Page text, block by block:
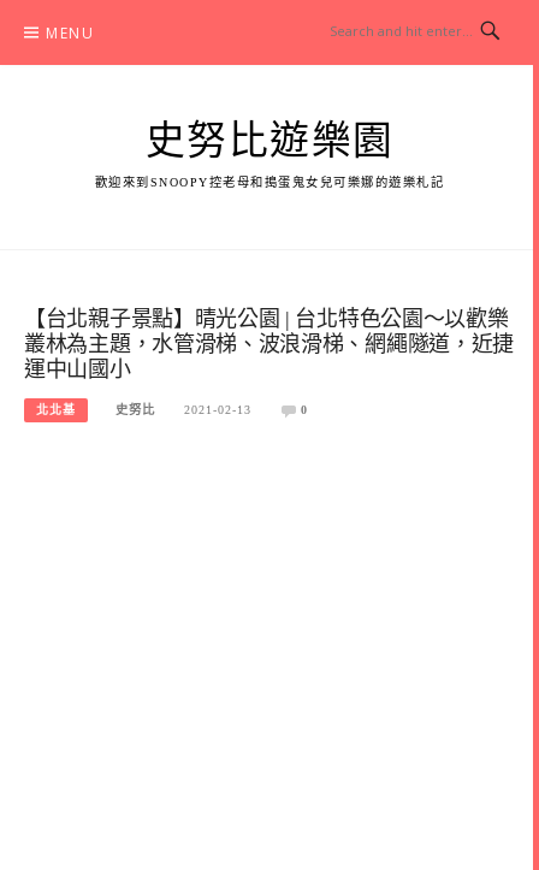
content
MENU
史努比遊樂園
歡迎來到SNOOPY控老母和搗蛋鬼女兒可樂娜的遊樂札記
【台北親子景點】晴光公園 | 台北特色公園～以歡樂
叢林為主題，水管滑梯、波浪滑梯、網繩隧道，近捷
運中山國小
北北基 史努比 2021-02-13 0